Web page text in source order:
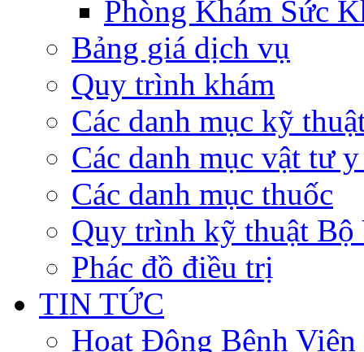
Phòng Khám Sức
Bảng giá dịch vụ
Quy trình khám
Các danh mục kỹ
Các danh mục vật tư
Các danh mục thuốc
Quy trình kỹ thuật Bộ
Phác đồ điều trị
TIN TỨC
Hoạt Động Bệnh Viện